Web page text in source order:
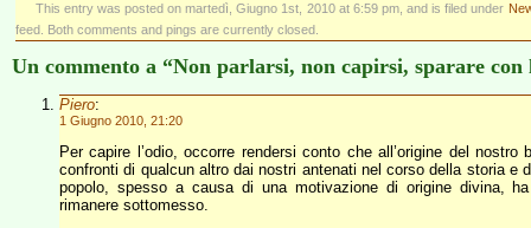
This entry was posted on martedì, Giugno 1st, 2010 at 6:59 pm, and is filed under
feed. Both comments and pings are currently closed.
Un commento a “Non parlarsi, non capirsi, sparare con
Piero:
1 Giugno 2010, 21:20
Per capire l’odio, occorre rendersi conto che all’origine del
confronti di qualcun altro dai nostri antenati nel corso della storia e
popolo, spesso a causa di una motivazione di origine divina,
rimanere sottomesso.